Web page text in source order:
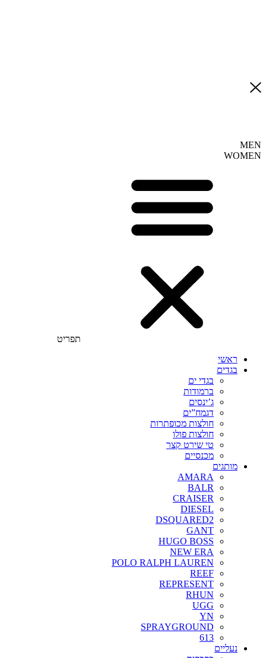
MEN
WOMEN
תפריט
ראשי
בגדים
בגדי ים
ברמודות
ג’ינסים
דגמח”ים
חולצות מכופתרות
חולצות פולו
טי שירט קצר
מכנסיים
מותגים
AMARA
BALR
CRAISER
DIESEL
DSQUARED2
GANT
HUGO BOSS
NEW ERA
POLO RALPH LAUREN
REEF
REPRESENT
RHUN
UGG
YN
SPRAYGROUND
613
נעליים